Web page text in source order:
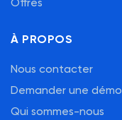
Offres
À PROPOS
Nous contacter
Demander une démo
Qui sommes-nous